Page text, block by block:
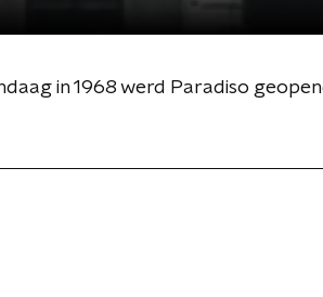
in 1968 werd Paradiso